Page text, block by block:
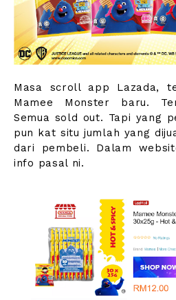
Masa scroll app Lazada,
Mamee Monster baru.
Semua sold out. Tapi yang
pun kat situ jumlah yang
dari pembeli. Dalam
info pasal ni.